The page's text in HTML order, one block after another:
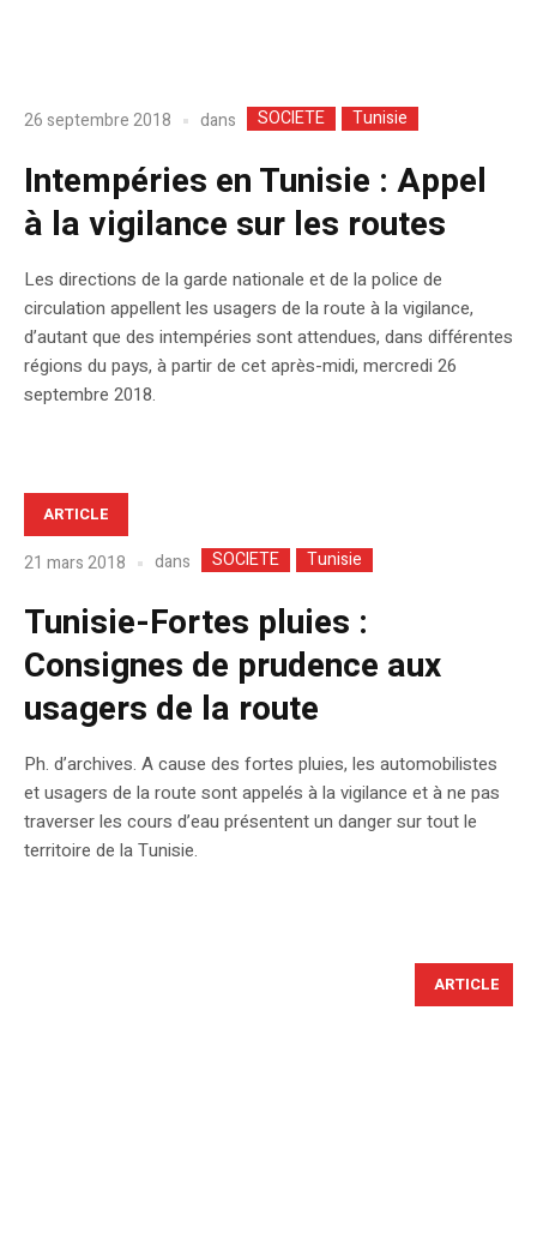
26 septembre 2018 dans SOCIETE Tunisie
Intempéries en Tunisie : Appel
à la vigilance sur les routes
Les directions de la garde nationale et de la police de
circulation appellent les usagers de la route à la vigilance,
d’autant que des intempéries sont attendues, dans différentes
régions du pays, à partir de cet après-midi, mercredi 26
septembre 2018.
ARTICLE
21 mars 2018 dans SOCIETE Tunisie
Tunisie-Fortes pluies :
Consignes de prudence aux
usagers de la route
Ph. d’archives. A cause des fortes pluies, les automobilistes
et usagers de la route sont appelés à la vigilance et à ne pas
traverser les cours d’eau présentent un danger sur tout le
territoire de la Tunisie.
ARTICLE